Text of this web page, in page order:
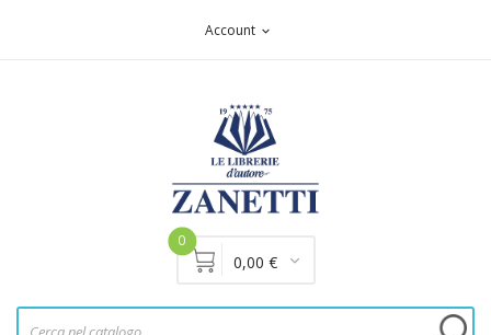
Account expand_more
0
0,00 €